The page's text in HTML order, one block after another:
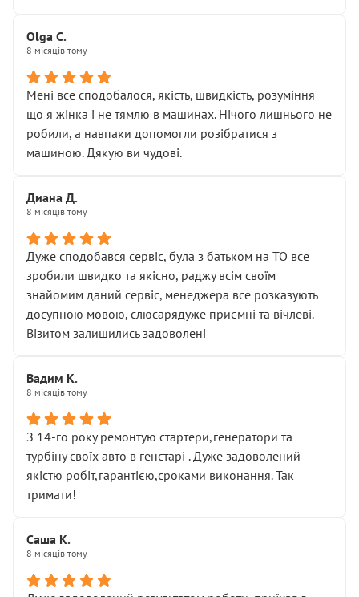
Стосовно комунікації - все добре
Olga С.
8 місяців тому
Мені все сподобалося, якість, швидкість, розуміння
що я жінка і не тямлю в машинах. Нічого лишнього не
робили, а навпаки допомогли розібратися з
машиною. Дякую ви чудові.
Диана Д.
8 місяців тому
Дуже сподобався сервіс, була з батьком на ТО все
зробили швидко та якісно, раджу всім своїм
знайомим даний сервіс, менеджера все розказують
досупною мовою, слюсарядуже приємні та вічлеві.
Візитом залишились задоволені
Вадим К.
8 місяців тому
З 14-го року ремонтую стартери,генератори та
турбіну своїх авто в генстарі . Дуже задоволений
якістю робіт,гарантією,сроками виконання. Так
тримати!
Саша К.
8 місяців тому